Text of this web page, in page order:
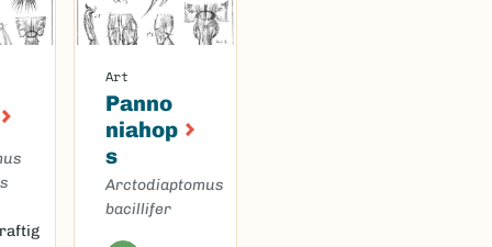
Art
Panno
niahop
s
Arctodiaptomus
bacillifer